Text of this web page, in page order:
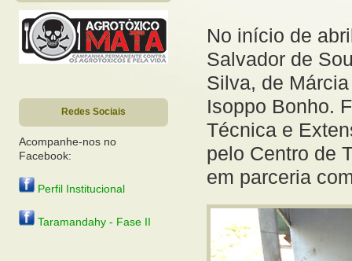
Redes Sociais
Acompanhe-nos no
Facebook:
Perfil Institucional
Taramandahy - Fase II
No início de
Salvador de
Silva, de
Isoppo Bonho.
Técnica e
pelo Centro de
em parceria